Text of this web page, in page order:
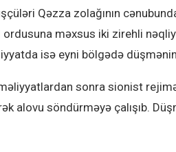
Qəzza zolağının
ordusuna məxsus iki zirehli
isə eyni bölgədə
sonra sionist
alovu söndürməyə çalışıb.